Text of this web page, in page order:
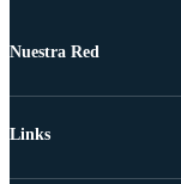
Nuestra Red
Links